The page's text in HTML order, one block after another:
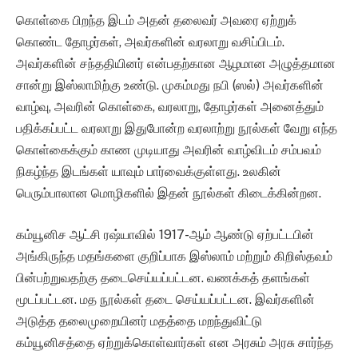
கொள்கை பிறந்த இடம் அதன் தலைவர் அவரை ஏற்றுக்
கொண்ட தோழர்கள், அவர்களின் வரலாறு வசிப்பிடம்.
அவர்களின் சந்ததியினர் என்பதற்கான ஆழமான அழுத்தமான
சான்று இஸ்லாமிற்கு உண்டு. முகம்மது நபி (ஸல்) அவர்களின்
வாழ்வு, அவரின் கொள்கை, வரலாறு, தோழர்கள் அனைத்தும்
பதிக்கப்பட்ட வரலாறு இதுபோன்ற வரலாற்று நூல்கள் வேறு எந்த
கொள்கைக்கும் காண முடியாது அவரின் வாழ்விடம் சம்பவம்
நிகழ்ந்த இடங்கள் யாவும் பார்வைக்குள்ளது. உலகின்
பெரும்பாலான மொழிகளில் இதன் நூல்கள் கிடைக்கின்றன.
கம்யூனிச ஆட்சி ரஷ்யாவில் 1917-ஆம் ஆண்டு ஏற்பட்டபின்
அங்கிருந்த மதங்களை குறிப்பாக இஸ்லாம் மற்றும் கிறிஸ்தவம்
பின்பற்றுவதற்கு தடைசெய்யப்பட்டன. வணக்கத் தளங்கள்
மூடப்பட்டன. மத நூல்கள் தடை செய்யப்பட்டன. இவர்களின்
அடுத்த தலைமுறையினர் மதத்தை மறந்துவிட்டு
கம்யூனிசத்தை ஏற்றுக்கொள்வார்கள் என அரசும் அரசு சார்ந்த